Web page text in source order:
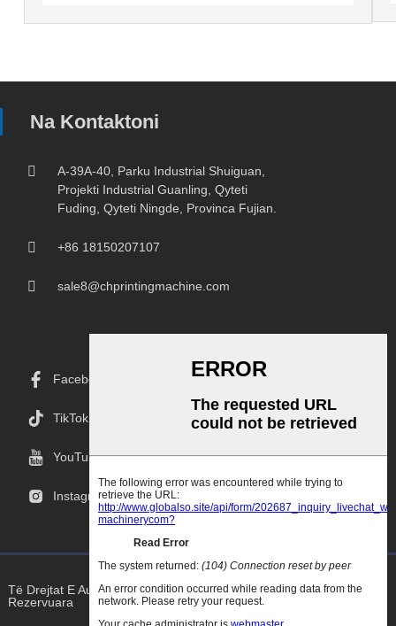
Na Kontaktoni
A-39A-40, Parku Industrial Shuiguan,
Projekti Industrial Guanling, Qyteti
Fuding, Qyteti Ningde, Provinca Fujian.
+86 18150207107
sale8@chprintingmachine.com
Facebook
TikTok
YouTube
Instagram
Të Drejtat E Autorit © 2025 Goodao.Cn Të Gjitha Të Drejtat E
Rezervuara